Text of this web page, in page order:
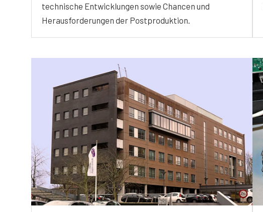
technische Entwicklungen sowie Chancen und
Herausforderungen der Postproduktion.